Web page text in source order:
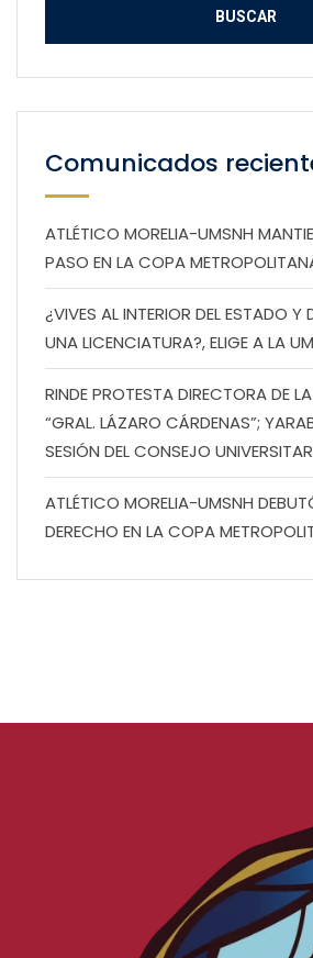
Comunicados
ATLÉTICO MORELIA-UMSNH
PASO EN LA COPA
¿VIVES AL INTERIOR DEL ESTADO Y
UNA LICENCIATURA?, ELIGE A LA
RINDE PROTESTA DIRECTORA DE
“GRAL. LÁZARO CÁRDENAS”;
SESIÓN DEL CONSEJO
ATLÉTICO MORELIA-UMSNH
DERECHO EN LA COPA